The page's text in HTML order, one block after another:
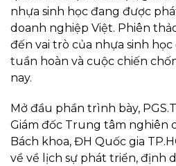
nhựa sinh học đang được
doanh nghiệp Việt. Phiên
đến vai trò của nhựa sinh
tuần hoàn và cuộc chiến
nay.
Mở đầu phần trình bày,
Giám đốc Trung tâm nghiên
Bách khoa, ĐH Quốc gia
về về lịch sự phát triển, định